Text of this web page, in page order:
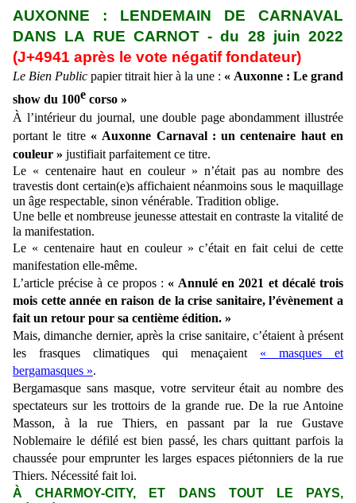
AUXONNE : LENDEMAIN DE CARNAVAL
DANS LA RUE CARNOT - du 28 juin 2022
(J+4941 après le vote négatif fondateur)
Le Bien Public papier titrait hier à la une : « Auxonne : Le grand
show du 100e corso »
À l’intérieur du journal, unedouble page abondamment illustrée
portant le titre « Auxonne Carnaval :un centenaire haut en
couleur » justifiait parfaitement ce titre.
Le « centenaire haut en couleur » n’était pas au nombre des
travestis dont certain(e)s affichaient néanmoins sous le maquillage
un âge respectable, sinon vénérable. Tradition oblige.
Une belle et nombreuse jeunesse attestait en contraste la vitalité de
la manifestation.
Le « centenaire haut en couleur » c’était en fait celui de cette
manifestation elle-même.
L’article précise à ce propos : « Annulé en 2021 et décalé trois
mois cette année en raison de la crise sanitaire, l’évènement a
fait un retour pour sa centième édition. »
Mais, dimanche dernier, après la crise sanitaire, c’étaient à présent
les frasques climatiques qui menaçaient « masques et
bergamasques ».
Bergamasque sans masque, votre serviteur était au nombre des
spectateurs sur les trottoirs de la grande rue. De la rue Antoine
Masson, à la rue Thiers, en passant par la rue Gustave
Noblemaire le défilé est bien passé, les chars quittant parfois la
chaussée pour emprunter les larges espaces piétonniers de la rue
Thiers. Nécessité fait loi.
À CHARMOY-CITY, ET DANS TOUT LE PAYS,